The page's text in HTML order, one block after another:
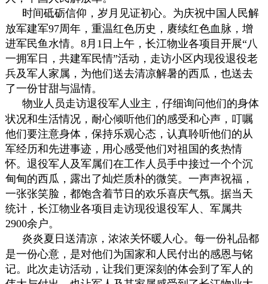
时间砥砺信仰，岁月见证初心。为庆祝中国人民解
放军建军97周年，重温红色历史，赓续红色血脉，增
进军民鱼水情。8月1日上午，长江物业各项目开展“八
一拥军日，共建军民情”活动，走访小区内现役退役老
兵及军人家属，为他们送去清凉解暑的西瓜，也送去
了一份甘甜与温情。
物业人员走访退役军人业主，仔细询问他们的身体
状况和生活情况，耐心倾听他们的感受和心声，叮嘱
他们要注意身体，保持乐观心态，认真聆听他们的从
军经历和先进事迹，用心感受他们对祖国的炙热情
怀。 退役军人及军属们在工作人员手中接过一个个沉
甸甸的西瓜，露出了灿烂质朴的微笑。一声声祝福，
一张张笑脸，都饱含着节日的欢乐喜庆气氛。据当天
统计，长江物业各项目走访现役退役军人、军属共
2900余户。
炎炎夏日送清凉，浓浓关怀暖人心。每一份礼品都
是一份心意，是对他们为国家和人民付出的感恩与铭
记。此次走访活动，让我们更深刻的体会到了军人的